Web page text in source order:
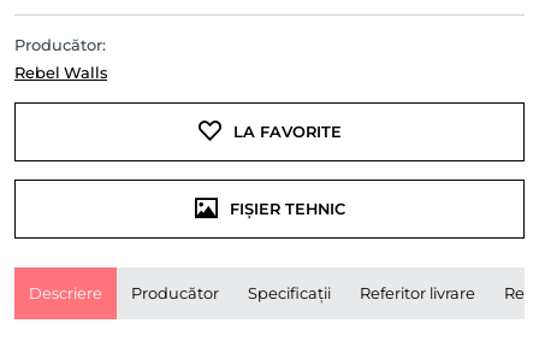
Producător:
Rebel Walls
LA FAVORITE
FIȘIER TEHNIC
Descriere Producător Specificații Referitor livrare